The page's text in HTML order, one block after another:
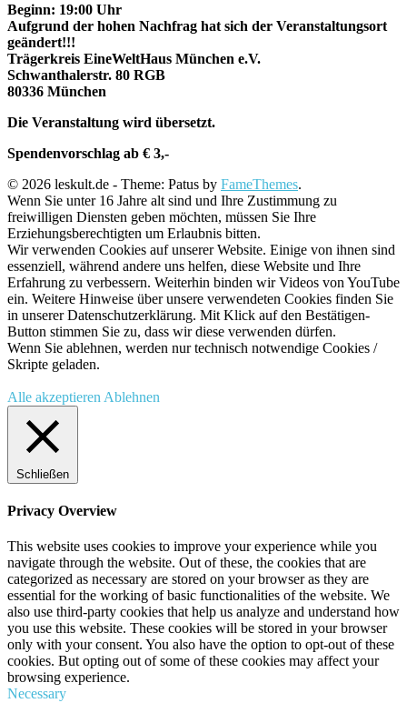
Beginn: 19:00 Uhr
Aufgrund der hohen Nachfrag hat sich der Veranstaltungsort
geändert!!!
Trägerkreis EineWeltHaus München e.V.
Schwanthalerstr. 80 RGB
80336 München
Die Veranstaltung wird übersetzt.
Spendenvorschlag ab € 3,-
© 2026 leskult.de - Theme: Patus by FameThemes.
Wenn Sie unter 16 Jahre alt sind und Ihre Zustimmung zu
freiwilligen Diensten geben möchten, müssen Sie Ihre
Erziehungsberechtigten um Erlaubnis bitten.
Wir verwenden Cookies auf unserer Website. Einige von ihnen sind
essenziell, während andere uns helfen, diese Website und Ihre
Erfahrung zu verbessern. Weiterhin binden wir Videos von YouTube
ein. Weitere Hinweise über unsere verwendeten Cookies finden Sie
in unserer Datenschutzerklärung. Mit Klick auf den Bestätigen-
Button stimmen Sie zu, dass wir diese verwenden dürfen.
Wenn Sie ablehnen, werden nur technisch notwendige Cookies /
Skripte geladen.
Alle akzeptieren Ablehnen
Schließen
Privacy Overview
This website uses cookies to improve your experience while you
navigate through the website. Out of these, the cookies that are
categorized as necessary are stored on your browser as they are
essential for the working of basic functionalities of the website. We
also use third-party cookies that help us analyze and understand how
you use this website. These cookies will be stored in your browser
only with your consent. You also have the option to opt-out of these
cookies. But opting out of some of these cookies may affect your
browsing experience.
Necessary